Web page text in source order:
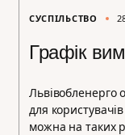
СУСПІЛЬСТВО
Графік
Львівобленерго
для
можна на таких